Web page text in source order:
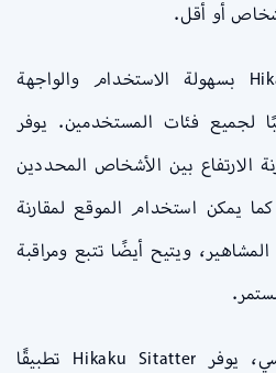
يتميّز موقع Hikaku Sitatter بسهولة الاستخدام والواجهة
لجميع فئات المستخدمين. يوفر
الارتفاع بين الأشخاص المحددين
يمكن استخدام الموقع لمقارنة
ويتيح أيضًا تتبع ومراقبة
بالإضافة إلى الموقع الرئيسي، يوفر Hikaku Sitatter تطبيقًا